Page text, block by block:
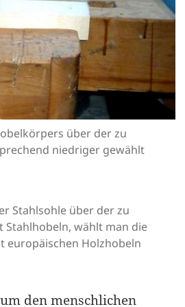
über der zu
niedriger gewählt
Stahlsohle über der zu
Stahlhobeln, wählt man die
europäischen Holzhobeln
den menschlichen